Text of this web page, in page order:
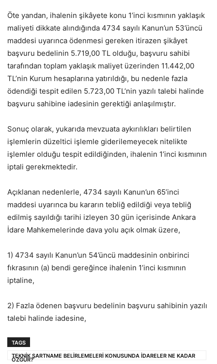
Öte yandan, ihalenin şikâyete konu 1’inci kısmının yaklaşık
maliyeti dikkate alındığında 4734 sayılı Kanun’un 53’üncü
maddesi uyarınca ödenmesi gereken itirazen şikâyet
başvuru bedelinin 5.719,00 TL olduğu, başvuru sahibi
tarafından toplam yaklaşık maliyet üzerinden 11.442,00
TL’nin Kurum hesaplarına yatırıldığı, bu nedenle fazla
ödendiği tespit edilen 5.723,00 TL’nin yazılı talebi halinde
başvuru sahibine iadesinin gerektiği anlaşılmıştır.
Sonuç olarak, yukarıda mevzuata aykırılıkları belirtilen
işlemlerin düzeltici işlemle giderilemeyecek nitelikte
işlemler olduğu tespit edildiğinden, ihalenin 1’inci kısmının
iptali gerekmektedir.
Açıklanan nedenlerle, 4734 sayılı Kanun’un 65’inci
maddesi uyarınca bu kararın tebliğ edildiği veya tebliğ
edilmiş sayıldığı tarihi izleyen 30 gün içerisinde Ankara
İdare Mahkemelerinde dava yolu açık olmak üzere,
1) 4734 sayılı Kanun’un 54’üncü maddesinin onbirinci
fıkrasının (a) bendi gereğince ihalenin 1’inci kısmının
iptaline,
2) Fazla ödenen başvuru bedelinin başvuru sahibinin yazılı
talebi halinde iadesine,
TAGS
TEKNİK ŞARTNAME BELİRLEMELERİ KONUSUNDA İDARELER NE KADAR
ÖZGÜR?